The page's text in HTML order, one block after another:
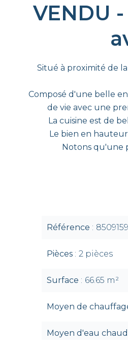
VENDU
Situé à proximité de
Composé d'une belle
de vie avec une
La cuisine est de
Le bien en
Notons qu'une
Référence
Pièces 2 pièces
Surface 66.65 m²
Moyen de
Moyen d'eau